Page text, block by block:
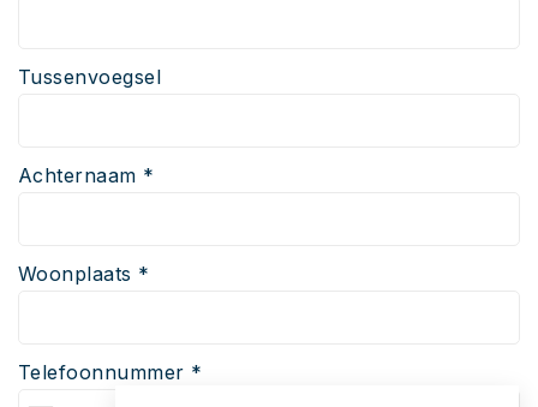
Tussenvoegsel
Achternaam *
Woonplaats *
Telefoonnummer *